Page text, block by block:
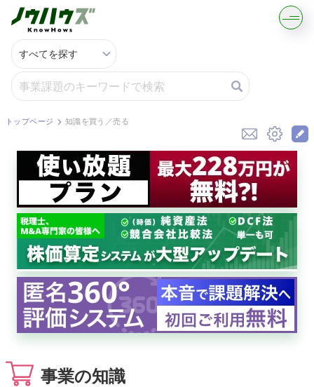
記事・コラムを読む
解決策を募集する
知識を買う／売る
契約書ひな型を探す
専門家に電話する
無料で株価を算定
資本政策を無料でお試し
無料でアンケート
匿名360°評価
トップページ 知識を買う／売る
事業の知識